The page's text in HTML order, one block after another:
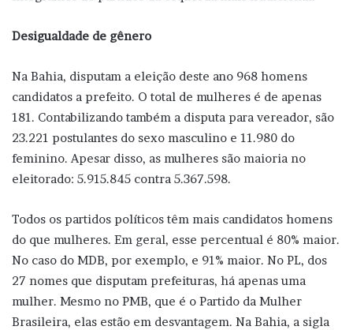
Desigualdade de gênero
Na Bahia, disputam a eleição deste ano 968 homens
candidatos a prefeito. O total de mulheres é de apenas
181. Contabilizando também a disputa para vereador, são
23.221 postulantes do sexo masculino e 11.980 do
feminino. Apesar disso, as mulheres são maioria no
eleitorado: 5.915.845 contra 5.367.598.
Todos os partidos políticos têm mais candidatos homens
do que mulheres. Em geral, esse percentual é 80% maior.
No caso do MDB, por exemplo, e 91% maior. No PL, dos
27 nomes que disputam prefeituras, há apenas uma
mulher. Mesmo no PMB, que é o Partido da Mulher
Brasileira, elas estão em desvantagem. Na Bahia, a sigla